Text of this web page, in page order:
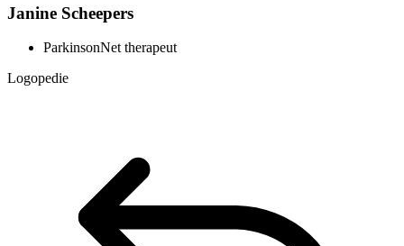
Janine Scheepers
ParkinsonNet therapeut
Logopedie